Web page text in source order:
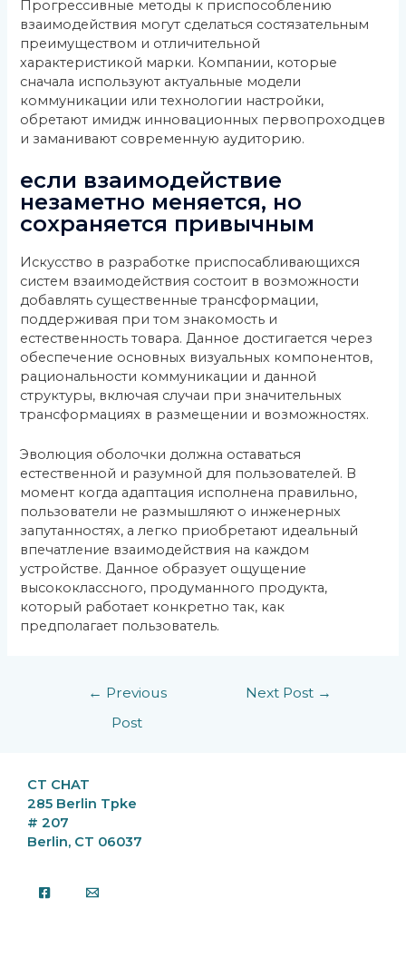
Прогрессивные методы к приспособлению
взаимодействия могут сделаться состязательным
преимуществом и отличительной
характеристикой марки. Компании, которые
сначала используют актуальные модели
коммуникации или технологии настройки,
обретают имидж инновационных первопроходцев
и заманивают современную аудиторию.
если взаимодействие
незаметно меняется, но
сохраняется привычным
Искусство в разработке приспосабливающихся
систем взаимодействия состоит в возможности
добавлять существенные трансформации,
поддерживая при том знакомость и
естественность товара. Данное достигается через
обеспечение основных визуальных компонентов,
рациональности коммуникации и данной
структуры, включая случаи при значительных
трансформациях в размещении и возможностях.
Эволюция оболочки должна оставаться
естественной и разумной для пользователей. В
момент когда адаптация исполнена правильно,
пользователи не размышляют о инженерных
запутанностях, а легко приобретают идеальный
впечатление взаимодействия на каждом
устройстве. Данное образует ощущение
высококлассного, продуманного продукта,
который работает конкретно так, как
предполагает пользователь.
navigation
← Previous
Post
Next Post →
CT CHAT
285 Berlin Tpke
# 207
Berlin, CT 06037